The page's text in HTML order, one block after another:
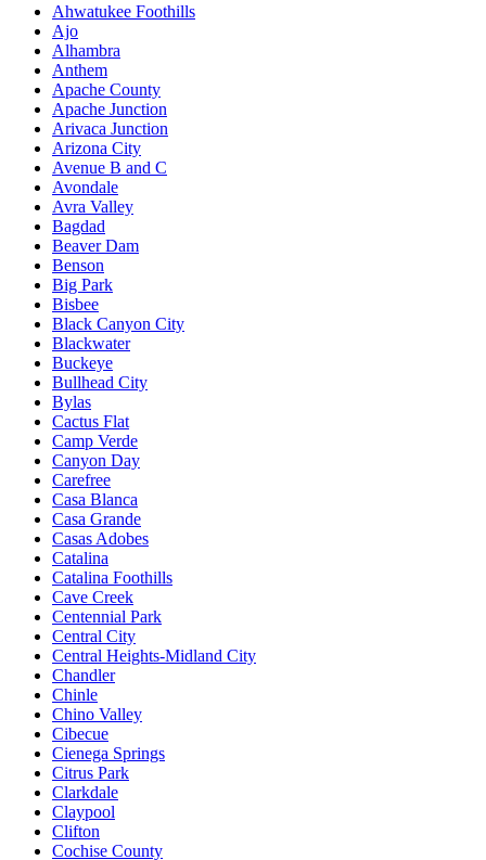
Ahwatukee Foothills
Ajo
Alhambra
Anthem
Apache County
Apache Junction
Arivaca Junction
Arizona City
Avenue B and C
Avondale
Avra Valley
Bagdad
Beaver Dam
Benson
Big Park
Bisbee
Black Canyon City
Blackwater
Buckeye
Bullhead City
Bylas
Cactus Flat
Camp Verde
Canyon Day
Carefree
Casa Blanca
Casa Grande
Casas Adobes
Catalina
Catalina Foothills
Cave Creek
Centennial Park
Central City
Central Heights-Midland City
Chandler
Chinle
Chino Valley
Cibecue
Cienega Springs
Citrus Park
Clarkdale
Claypool
Clifton
Cochise County